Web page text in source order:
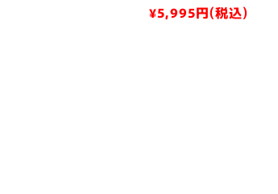
通
¥5,995円(税込)